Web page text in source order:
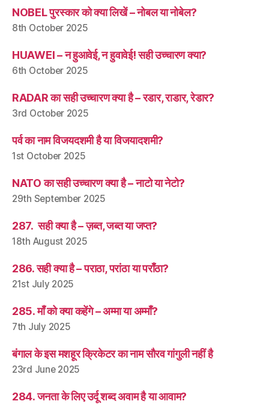
NOBEL पुरस्कार को क्या लिखें – नोबल या नोबेल?
8th October 2025
HUAWEI – न हुआवेई, न हुवावेई! सही उच्चारण क्या?
6th October 2025
RADAR का सही उच्चारण क्या है – रडार, राडार, रेडार?
3rd October 2025
पर्व का नाम विजयदशमी है या विजयादशमी?
1st October 2025
NATO का सही उच्चारण क्या है – नाटो या नेटो?
29th September 2025
287. सही क्या है – ज़ब्त, जब्त या जप्त?
18th August 2025
286. सही क्या है – पराठा, परांठा या पराँठा?
21st July 2025
285. माँ को क्या कहेंगे – अम्मा या अम्माँ?
7th July 2025
बंगाल के इस मशहूर क्रिकेटर का नाम सौरव गांगुली नहीं है
23rd June 2025
284. जनता के लिए उर्दू शब्द अवाम है या आवाम?